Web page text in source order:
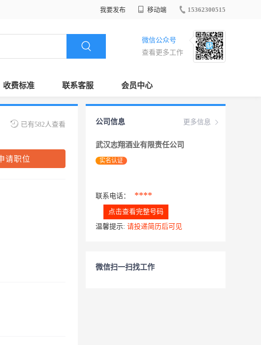
我要发布 移动端 15362300515
微信公众号
查看更多工作
收费标准 联系客服 会员中心
已有582人查看
请职位
更多信息
公司信息
武汉志翔酒业有限责任公司
实名认证
联系电话： ****
点击查看完整号码
温馨提示: 请投递简历后可见
微信扫一扫找工作